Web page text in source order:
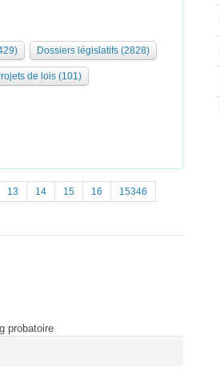
Dossiers législatifs (2828)
de lois (101)
13 14 15 16
15346
probatoire